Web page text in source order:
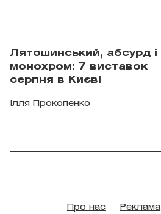
Лятошинський, абсурд і
монохром: 7 виставок
серпня в Києві
Ілля Прокопенко
Про нас Реклама